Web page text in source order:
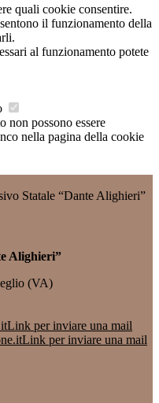
quali cookie consentire.
il funzionamento della
al funzionamento potete
non possono essere
nella pagina della cookie
Statale “Dante Alighieri”
Alighieri”
(VA)
Link per inviare una mail
Link per inviare una mail